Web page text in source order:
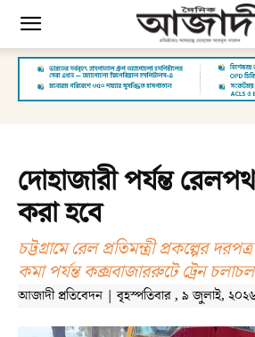
দোহাজারী পর্যন্ত
করা হবে
চট্টগ্রামে রেল প্রতিমন্ত্রী প্রকল্পের
কমা পর্যন্ত কক্সবাজাররুটে ট্রেন
আজাদী প্রতিবেদন | বৃহস্পতিবার , ৯ জুলাই, ২০২৬